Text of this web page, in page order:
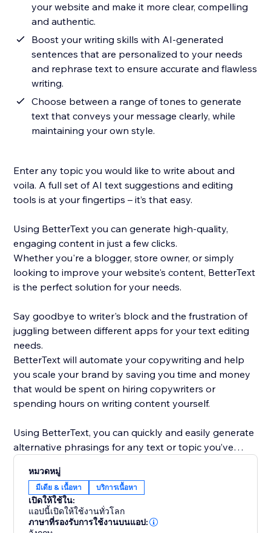
your website and make it more clear, compelling
and authentic.
Boost your writing skills with AI-generated
sentences that are personalized to your needs
and rephrase text to ensure accurate and flawless
writing.
Choose between a range of tones to generate
text that conveys your message clearly, while
maintaining your own style.
Enter any topic you would like to write about and
voila. A full set of AI text suggestions and editing
tools is at your fingertips – it’s that easy.
Using BetterText you can generate high-quality,
engaging content in just a few clicks.
Whether you're a blogger, store owner, or simply
looking to improve your website's content, BetterText
is the perfect solution for your needs.
Say goodbye to writer's block and the frustration of
juggling between different apps for your text editing
needs.
BetterText will automate your copywriting and help
you scale your brand by saving you time and money
that would be spent on hiring copywriters or
spending hours on writing content yourself.
Using BetterText, you can quickly and easily generate
alternative phrasings for any text or topic you’ve
your creativity and generate new content ideas.
หมวดหมู่
มีเดีย & เนื้อหา บริการเนื้อหา
เปิดให้ใช้ใน:
แอปนี้เปิดให้ใช้งานทั่วโลก
ภาษาที่รองรับการใช้งานบนแอป: